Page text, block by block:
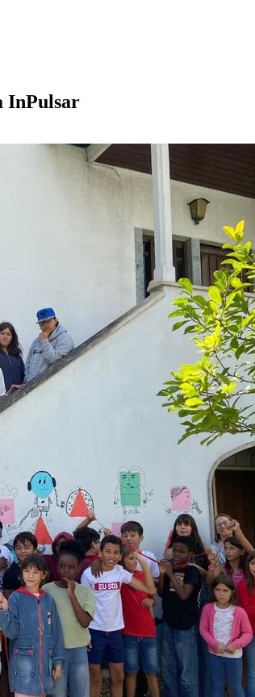
InPulsar